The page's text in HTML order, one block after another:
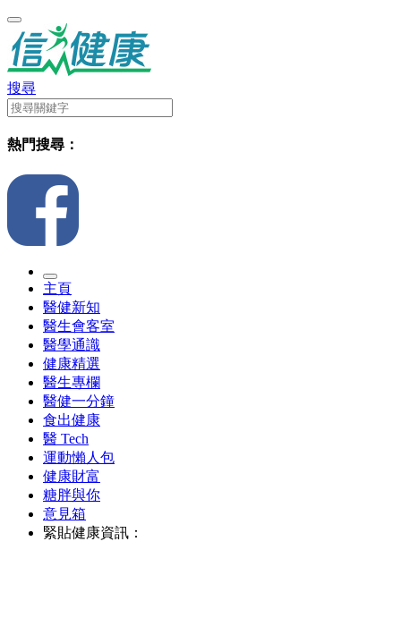
搜尋
熱門搜尋：
主頁
醫健新知
醫生會客室
醫學通識
健康精選
醫生專欄
醫健一分鐘
食出健康
醫 Tech
運動懶人包
健康財富
糖胖與你
意見箱
緊貼健康資訊：